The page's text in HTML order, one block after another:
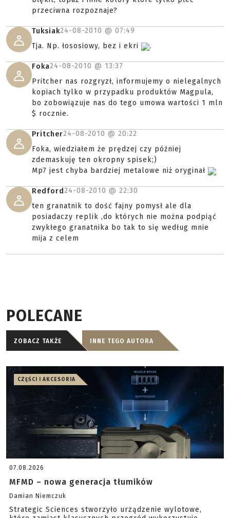
przeciwna rozpoznaje?
Tuksiak24-08-2010 @ 07:49
Tja. Np. łososiowy, bez i ekri
.
Foka24-08-2010 @ 13:37
Pritcher nas rozgryzł, informujemy o nielegalnych
kopiach tylko w przypadku produktów Magpula,
bo zobowiązuje nas do tego umowa wartości 1 mln
$ rocznie.
Pritcher24-08-2010 @ 20:22
Foka, wiedziałem że prędzej czy później
zdemaskuję ten okropny spisek;)
Mp7 jest chyba bardziej metalowe niż oryginał
Redford24-08-2010 @ 22:30
ten granatnik to dość fajny pomysł ale dla
posiadaczy replik ,do których nie można podpiąć
zwykłego granatnika bo tak to się według mnie
mija z celem
POLECANE
ZOBACZ TAKŻE INNE TEGO AUTORA
CZĘŚCI I AKCESORIA
07.08.2026
MFMD – nowa generacja tłumików
Damian Niemczuk
Strategic Sciences stworzyło urządzenie wylotowe,